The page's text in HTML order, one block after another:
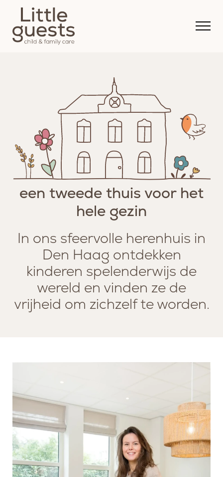
SERVICES
LOUNGE
MANAGER
MISSIE EN VISIE
TEAM
VEILIGHEID EN
een tweede thuis voor het
hele gezin
In ons sfeervolle herenhuis in
Den Haag ontdekken
kinderen spelenderwijs de
wereld en vinden ze de
vrijheid om zichzelf te worden.